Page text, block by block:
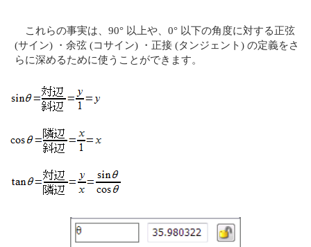
これらの事実は、90° 以上や、0° 以下の角度に対する正弦
(サイン) ・余弦 (コサイン) ・正接 (タンジェント) の定義をさ
らに深めるために使うことができます。